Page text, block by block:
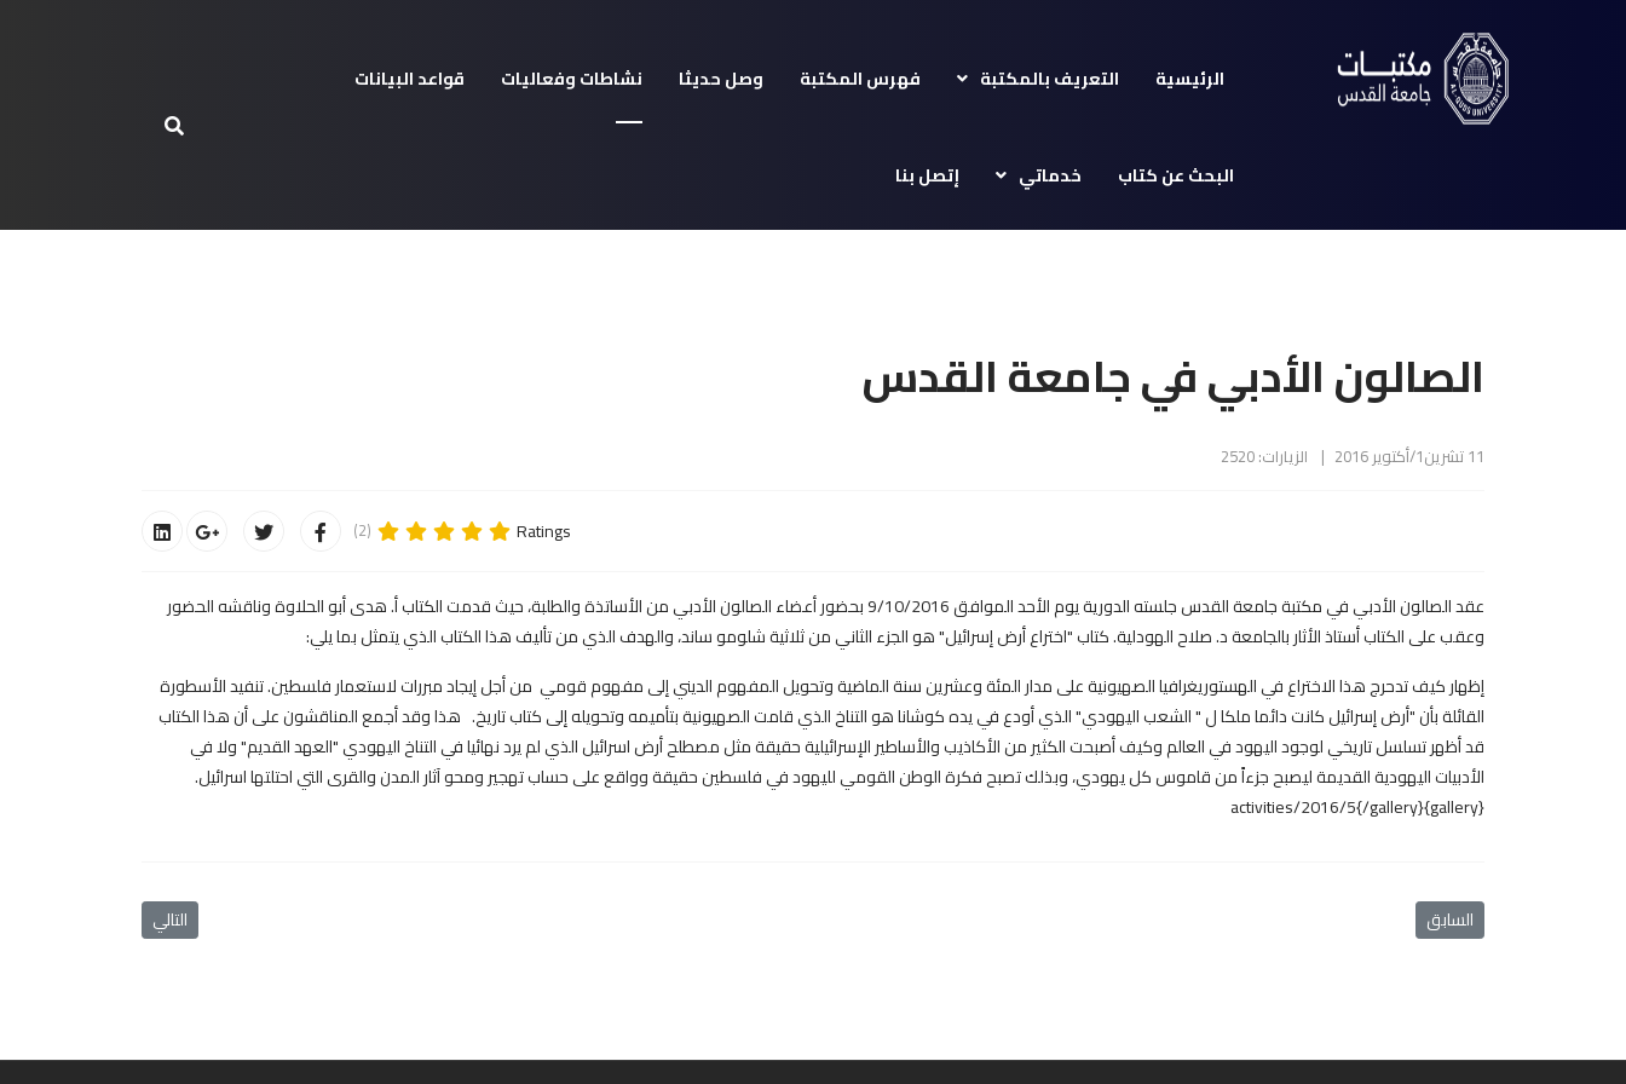
الرئيسية التعريف بالمكتبة فهرس المكتبة وصل حديثا نشاطات وفعاليات قواعد البيانات
البحث عن كتاب خدماتي إتصل بنا
الصالون الأدبي في جامعة القدس
11 تشرين1/أكتوير 2016 الزيارات: 2520
Ratings
(2)
عقد الصالون الأدبي في مكتبة جامعة القدس جلسته الدورية يوم الأحد الموافق 9/10/2016 بحضور أعضاء الصالون الأدبي من الأساتذة والطلبة، حيث قدمت الكتاب أ. هدى أبو الحلاوة وناقشه الحضور
وعقب على الكتاب أستاذ الأثار بالجامعة د. صلاح الهودلية. كتاب "اختراع أرض إسرائيل" هو الجزء الثاني من ثلاثية شلومو ساند، والهدف الذي من تأليف هذا الكتاب الذي يتمثل بما يلي:
إظهار كيف تدحرج هذا الاختراع في الهستوريغرافيا الصهيونية على مدار المئة وعشرين سنة الماضية وتحويل المفهوم الديني إلى مفهوم قومي من أجل إيجاد مبررات لاستعمار فلسطين. تنفيد الأسطورة
القائلة بأن "أرض إسرائيل كانت دائما ملكا ل " الشعب اليهودي" الذي أودع في يده كوشانا هو التناخ الذي قامت الصهيونية بتأميمه وتحويله إلى كتاب تاريخ. هذا وقد أجمع المناقشون على أن هذا الكتاب
قد أظهر تسلسل تاريخي لوجود اليهود في العالم وكيف أصبحت الكثير من الأكاذيب والأساطير الإسرائيلية حقيقة مثل مصطلح أرض اسرائيل الذي لم يرد نهائيا في التناخ اليهودي "العهد القديم" ولا في
الأدبيات اليهودية القديمة ليصبح جزءاً من قاموس كل يهودي، وبذلك تصبح فكرة الوطن القومي لليهود في فلسطين حقيقة وواقع على حساب تهجير ومحو آثار المدن والقرى التي احتلتها اسرائيل.
{gallery}activities/2016/5{/gallery}
المقال السابق: الصالون الأدبي يناقش كتاب "الهويات القاتلة" لأمين معلوف
السابق المقال التالي: جامعة
التالي